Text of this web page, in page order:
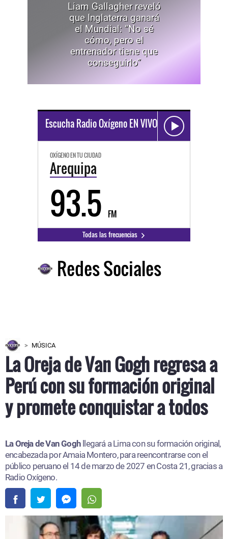
Liam Gallagher reveló
que Inglaterra ganará
el Mundial: “No sé
cómo, pero el
entrenador tiene que
conseguirlo”
Escucha Radio Oxígeno EN VIVO
OXÍGENO EN TU CIUDAD
Arequipa
93.5 FM
Todas las frecuencias
Redes Sociales
MÚSICA
La Oreja de Van Gogh regresa a
Perú con su formación original
y promete conquistar a todos
La Oreja de Van Gogh llegará a Lima con su formación original,
encabezada por Amaia Montero, para reencontrarse con el
público peruano el 14 de marzo de 2027 en Costa 21, gracias a
Radio Oxígeno.